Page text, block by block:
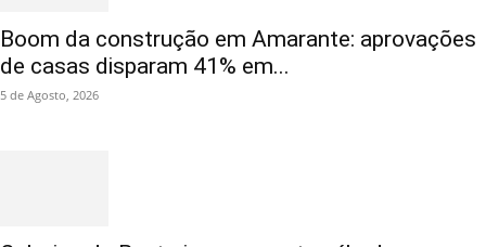
Boom da construção em Amarante: aprovações
de casas disparam 41% em...
5 de Agosto, 2026